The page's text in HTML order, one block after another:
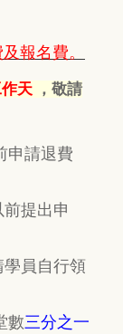
報名費。
天 ，敬請
申請退費
前提出申
學員自行領
數三分之一